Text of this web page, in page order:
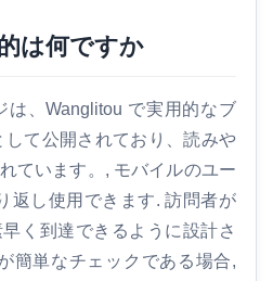
は何ですか
は、Wanglitou で実用的なブ
て公開されており、読みや
ています。, モバイルのユー
返し使用できます. 訪問者が
く到達できるように設計さ
簡単なチェックである場合,